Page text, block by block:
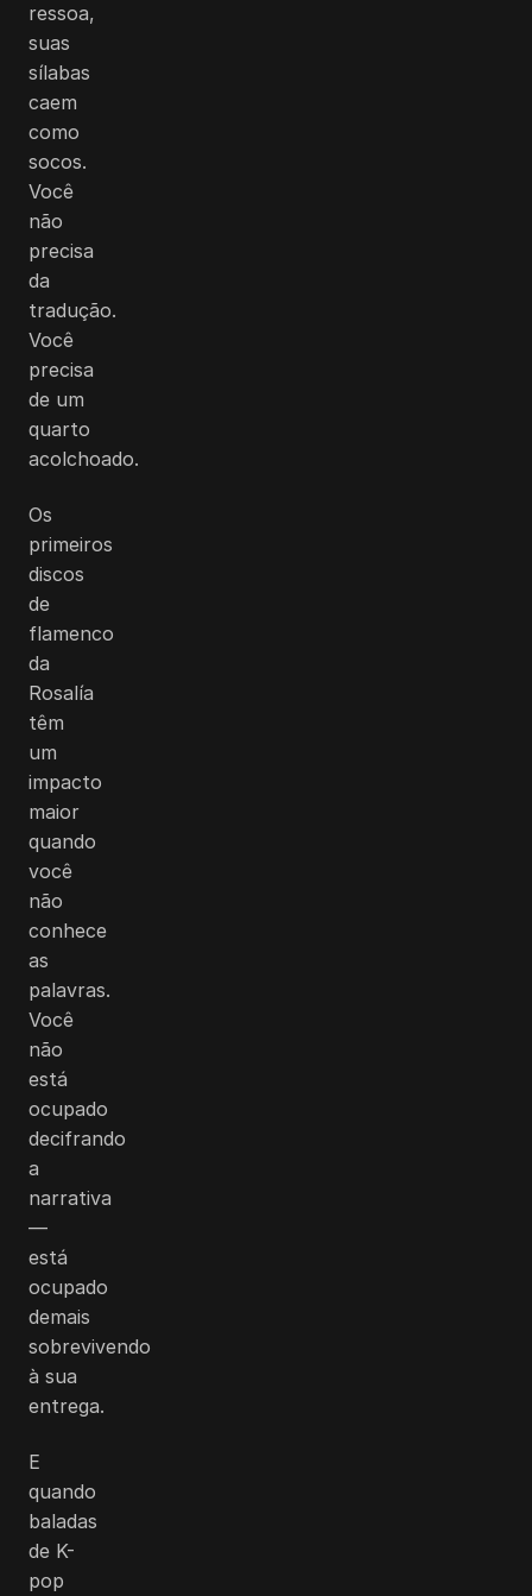
ressoa,
suas
sílabas
caem
como
socos.
Você
não
precisa
da
tradução.
Você
precisa
de um
quarto
acolchoado.
Os
primeiros
discos
de
flamenco
da
Rosalía
têm
um
impacto
maior
quando
você
não
conhece
as
palavras.
Você
não
está
ocupado
decifrando
a
narrativa
—
está
ocupado
demais
sobrevivendo
à sua
entrega.
E
quando
baladas
de K-
pop